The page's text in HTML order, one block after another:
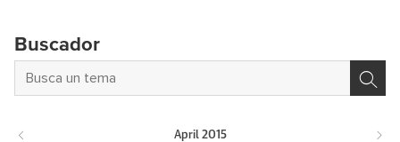
Buscador
April 2015